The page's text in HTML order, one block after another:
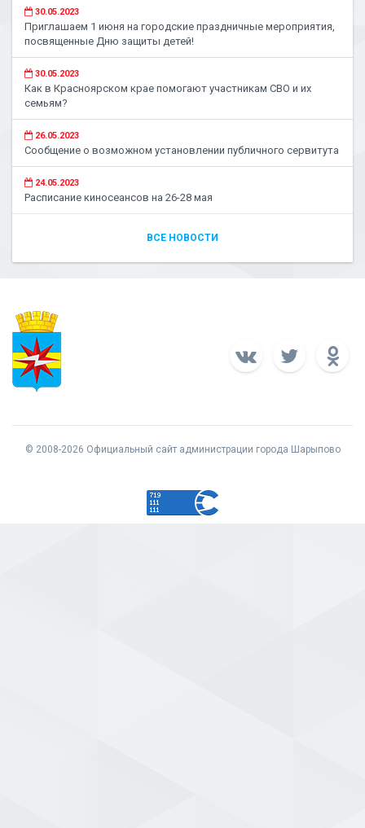
30.05.2023
Приглашаем 1 июня на городские праздничные мероприятия,
посвященные Дню защиты детей!
30.05.2023
Как в Красноярском крае помогают участникам СВО и их
семьям?
26.05.2023
Сообщение о возможном установлении публичного сервитута
24.05.2023
Расписание киносеансов на 26-28 мая
ВСЕ НОВОСТИ
© 2008-2026 Официальный сайт администрации города Шарыпово